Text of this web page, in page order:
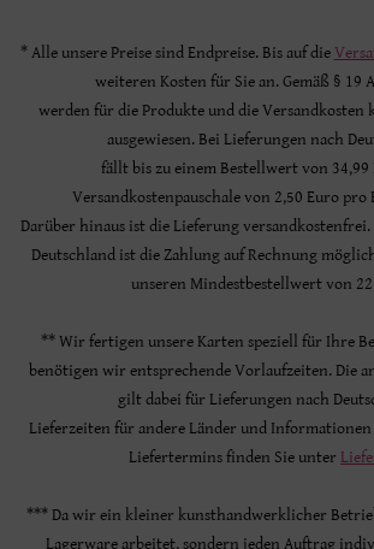
* Alle unsere Preise sind Endpreise. Bis auf die
weiteren Kosten für Sie an. Gemäß § 19
werden für die Produkte und die Versandkosten
ausgewiesen. Bei Lieferungen nach
fällt bis zu einem Bestellwert von 34,99
Versandkostenpauschale von 2,50 Euro pro
Darüber hinaus ist die Lieferung
Deutschland ist die Zahlung auf Rechnung
unseren Mindestbestellwert von
** Wir fertigen unsere Karten speziell für Ihre
benötigen wir entsprechende Vorlaufzeiten. Die
gilt dabei für Lieferungen nach
Lieferzeiten für andere Länder und Informationen
Liefertermins finden Sie unter
*** Da wir ein kleiner kunsthandwerklicher
Lagerware arbeitet, sondern jeden Auftrag